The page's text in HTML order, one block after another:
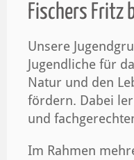
Fischers Fritz
Unsere
Jugendliche für
Natur und den
fördern. Dabei
und
Im Rahmen